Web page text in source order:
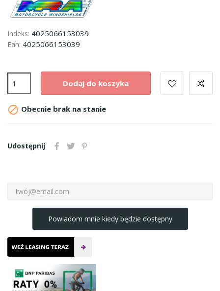
Indeks: 4025066153039
Ean: 4025066153039
Dodaj do koszyka
 Obecnie brak na stanie
Udostępnij
Powiadom mnie kiedy będzie dostępny